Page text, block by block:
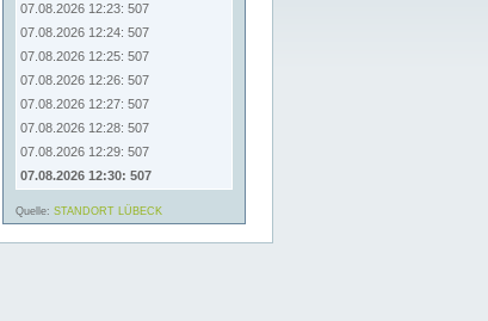
07.08.2026 12:23: 507
07.08.2026 12:24: 507
07.08.2026 12:25: 507
07.08.2026 12:26: 507
07.08.2026 12:27: 507
07.08.2026 12:28: 507
07.08.2026 12:29: 507
07.08.2026 12:30: 507
Quelle: STANDORT LÜBECK